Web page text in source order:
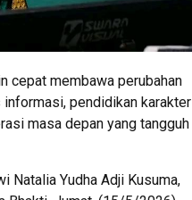
cepat membawa perubahan
pendidikan karakter
masa depan yang tangguh
Natalia Yudha Adji Kusuma,